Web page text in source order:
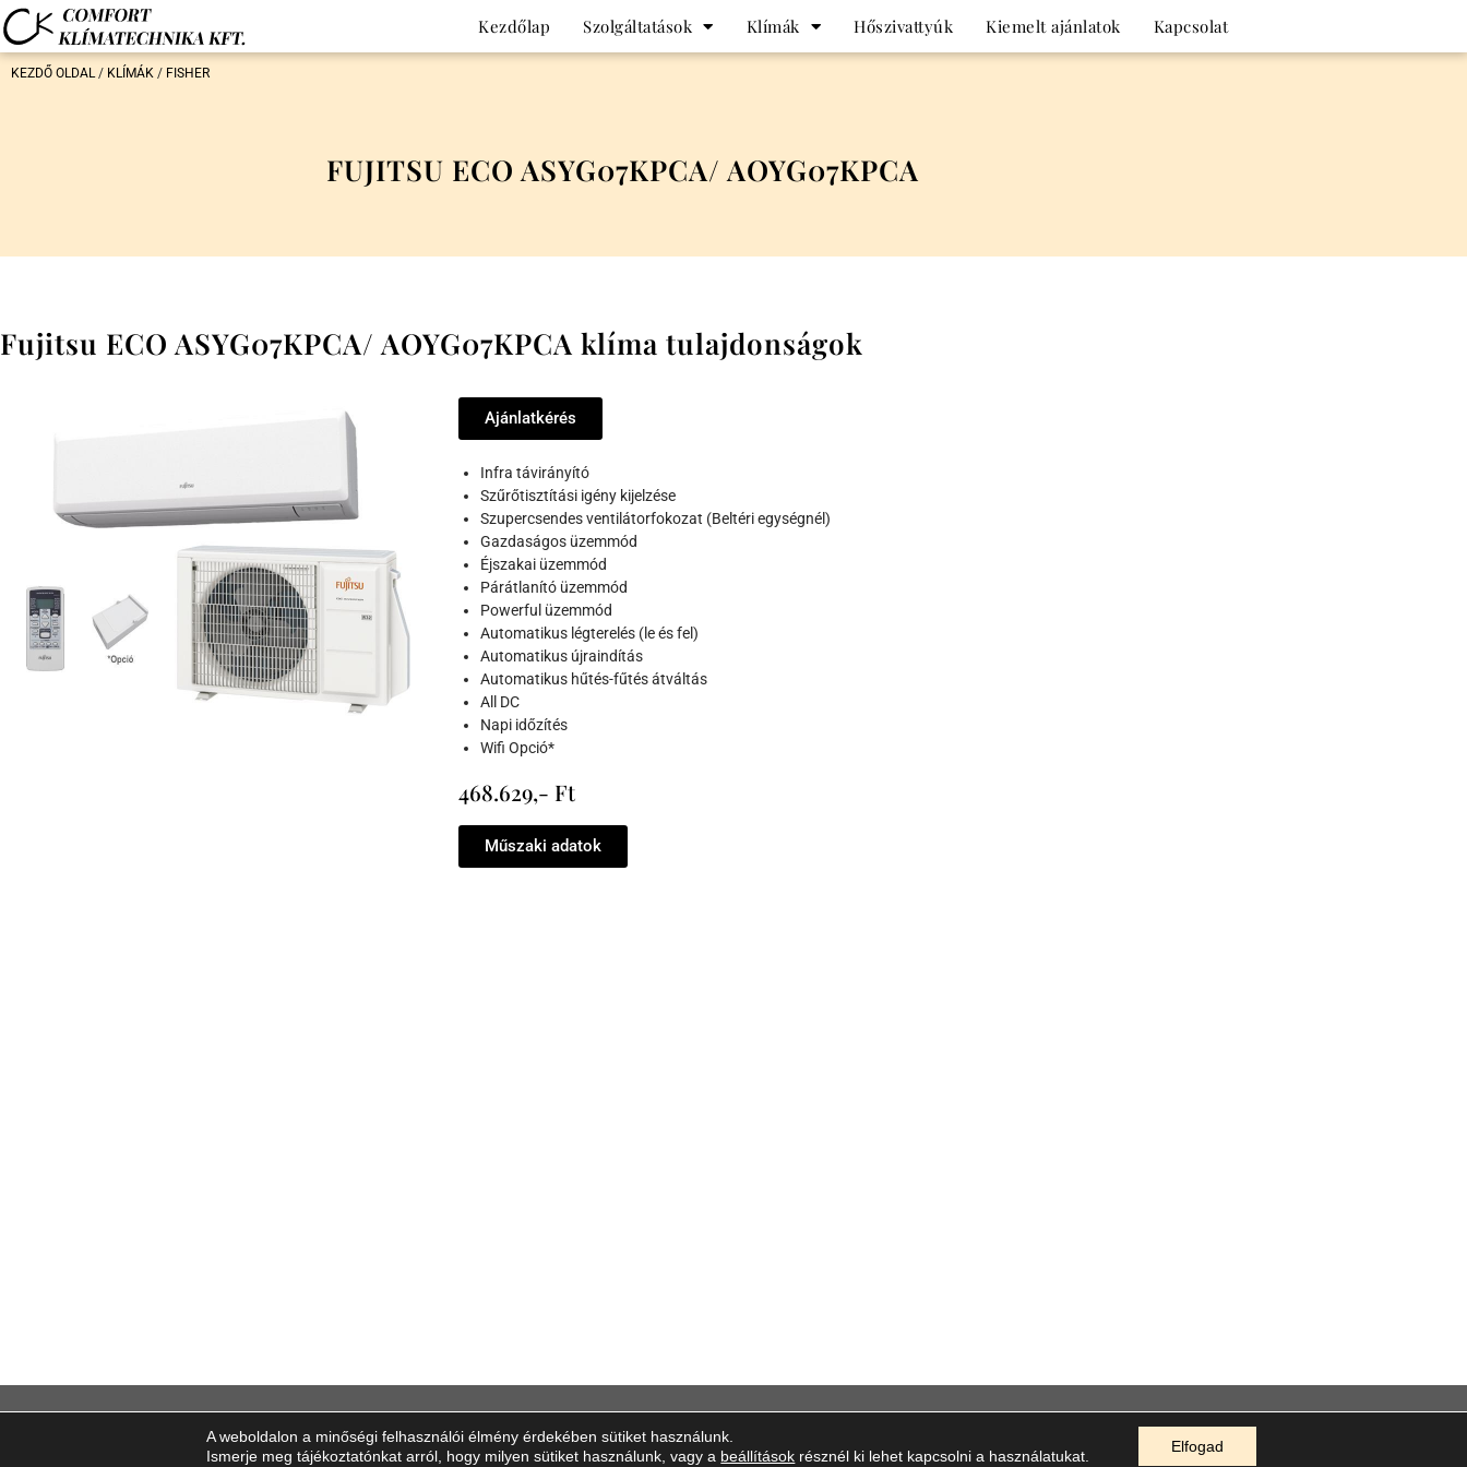
Kezdőlap Szolgáltatások Klímák Hőszivattyúk Kiemelt ajánlatok Kapcsolat
KEZDŐ OLDAL/ KLÍMÁK / FISHER
FUJITSU ECO ASYG07KPCA/ AOYG07KPCA
Fujitsu ECO ASYG07KPCA/ AOYG07KPCA klíma tulajdonságok
Ajánlatkérés
Infra távirányító
Szűrőtisztítási igény kijelzése
Szupercsendes ventilátorfokozat (Beltéri egységnél)
Gazdaságos üzemmód
Éjszakai üzemmód
Párátlanító üzemmód
Powerful üzemmód
Automatikus légterelés (le és fel)
Automatikus újraindítás
Automatikus hűtés-fűtés átváltás
All DC
Napi időzítés
Wifi Opció*
468.629,- Ft
Műszaki adatok
INFORMÁCIÓ
A weboldalon a minőségi felhasználói élmény érdekében sütiket használunk.
Ismerje meg tájékoztatónkat arról, hogy milyen sütiket használunk, vagy a beállítások résznél ki lehet kapcsolni a használatukat.
Elfogad